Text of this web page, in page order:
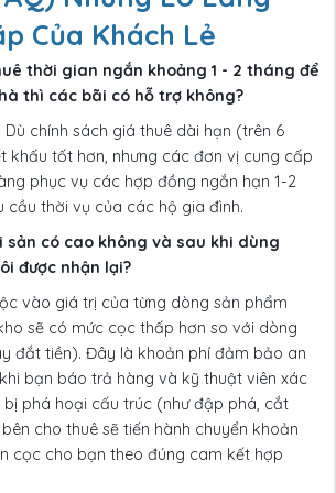
Của Khách Lẻ
thời gian ngắn khoảng 1 - 2 tháng để
thì các bãi có hỗ trợ không?
chính sách giá thuê dài hạn (trên 6
khấu tốt hơn, nhưng các đơn vị cung cấp
phục vụ các hợp đồng ngắn hạn 1-2
cầu thời vụ của các hộ gia đình.
sản có cao không và sau khi dùng
được nhận lại?
vào giá trị của từng dòng sản phẩm
sẽ có mức cọc thấp hơn so với dòng
đắt tiền). Đây là khoản phí đảm bảo an
bạn báo trả hàng và kỹ thuật viên xác
bị phá hoại cấu trúc (như đập phá, cắt
cho thuê sẽ tiến hành chuyển khoản
cọc cho bạn theo đúng cam kết hợp